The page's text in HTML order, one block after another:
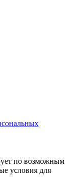
по возможным
условия для